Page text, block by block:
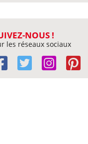
NOUS !
les réseaux sociaux